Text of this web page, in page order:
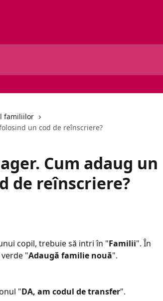
familiilor
un cod de reînscriere?
Cum adaug un
de reînscriere?
copil, trebuie să intri în "Familii". În
"Adaugă familie nouă".
"DA, am codul de transfer".